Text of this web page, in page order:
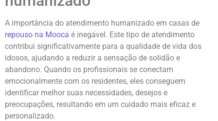
A importância do atendimento humanizado em casas de
repouso na Mooca é inegável. Este tipo de atendimento
contribui significativamente para a qualidade de vida dos
idosos, ajudando a reduzir a sensação de solidão e
abandono. Quando os profissionais se conectam
emocionalmente com os residentes, eles conseguem
identificar melhor suas necessidades, desejos e
preocupações, resultando em um cuidado mais eficaz e
personalizado.